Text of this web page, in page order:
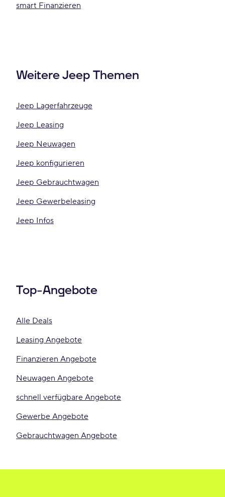
smart Finanzieren
Weitere Jeep Themen
Jeep Lagerfahrzeuge
Jeep Leasing
Jeep Neuwagen
Jeep konfigurieren
Jeep Gebrauchtwagen
Jeep Gewerbeleasing
Jeep Infos
Top-Angebote
Alle Deals
Leasing Angebote
Finanzieren Angebote
Neuwagen Angebote
schnell verfügbare Angebote
Gewerbe Angebote
Gebrauchtwagen Angebote